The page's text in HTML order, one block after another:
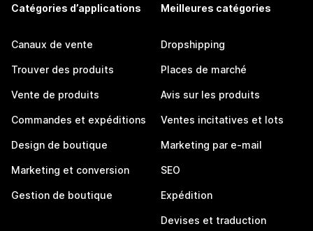
Catégories d’applications
Canaux de vente
Trouver des produits
Vente de produits
Commandes et expéditions
Design de boutique
Marketing et conversion
Gestion de boutique
Meilleures catégories
Dropshipping
Places de marché
Avis sur les produits
Ventes incitatives et lots
Marketing par e-mail
SEO
Expédition
Devises et traduction